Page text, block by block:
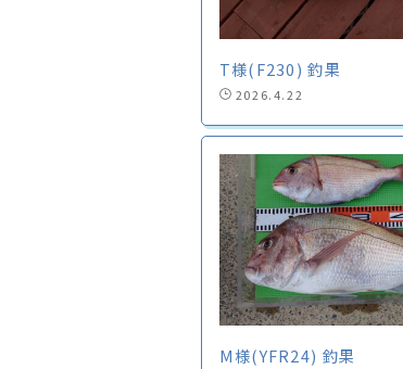
T様(F230) 釣果
2026.4.22
M様(YFR24) 釣果